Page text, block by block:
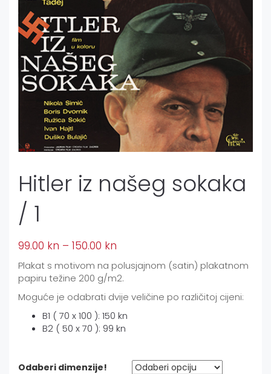
Hitler iz našeg sokaka
/ 1
99.00 kn – 150.00 kn
Plakat s motivom na polusjajnom (satin) plakatnom
papiru težine 200 g/m2.
Moguće je odabrati dvije veličine po različitoj cijeni:
B1 ( 70 x 100 ): 150 kn
B2 ( 50 x 70 ): 99 kn
Odaberi dimenzije!